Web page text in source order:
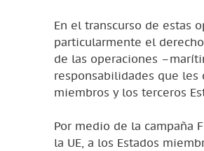
En el transcurso de estas
particularmente el
de las operaciones
responsabilidades que les
miembros y los terceros
Por medio de la campaña
la UE, a los Estados